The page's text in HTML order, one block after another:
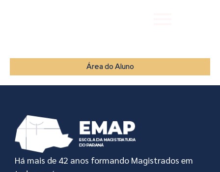
Área do Aluno
Há mais de 42 anos formando Magistrados em